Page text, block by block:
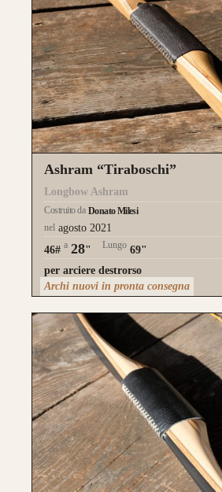
Ashram “Tiraboschi”
Longbow Ashram
Costruito da Donato Milesi
nel agosto 2021
46# a 28" Lungo 69"
per arciere destrorso
Archi nuovi in pronta consegna